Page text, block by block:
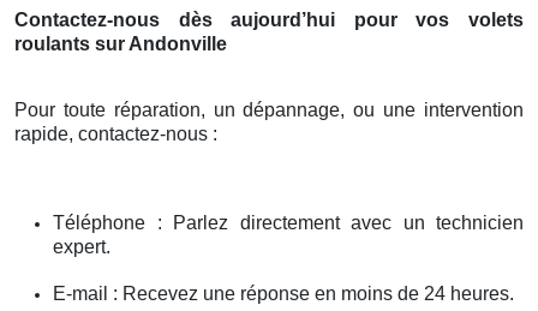
Contactez-nous dès aujourd’hui pour vos volets
roulants sur Andonville
Pour toute réparation, un dépannage, ou une intervention
rapide, contactez-nous :
Téléphone : Parlez directement avec un technicien
expert.
E-mail : Recevez une réponse en moins de 24 heures.